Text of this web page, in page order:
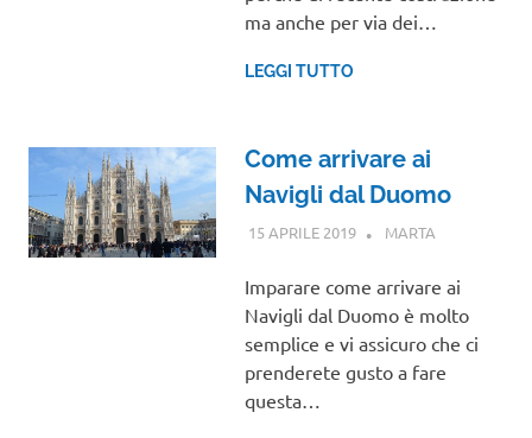
ma anche per via dei…
LEGGI TUTTO
Come arrivare ai
Navigli dal Duomo
15 APRILE 2019 MARTA
Imparare come arrivare ai
Navigli dal Duomo è molto
semplice e vi assicuro che ci
prenderete gusto a fare
questa…